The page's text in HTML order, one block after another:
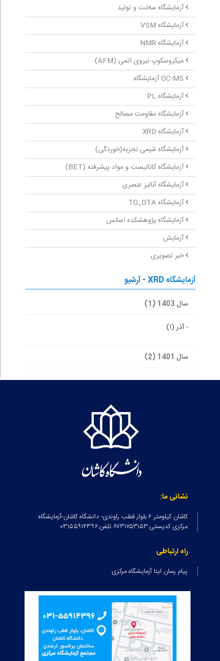
آزمایشگاه ساخت و تولید
آزمایشگاه VSM
آزمایشگاه NMR
میکروسکوپ نیروی اتمی (AFM)
GC-MS آزمایشگاه
آزمایشگاه PL
آزمایشگاه مقاومت مصالح
آزمایشگاه XRD
آزمایشگاه شیمی تجزیه(خوردگی)
آزمایشگاه کاتالیست و مواد پیشرفته (BET)
آزمایشگاه آنالیز عنصری
آزمایشگاه TG_DTA
آزمایشگاه پژوهشکده اسانس
آزمایش
خبر تصویری
آزمایشگاه XRD - آرشیو
سال 1403 (1)
-آذر (۱)
سال 1401 (2)
نشانی ما:
کاشان کیلومتر ۶ بلوار قطب راوندی- دانشگاه کاشان-آزمایشگاه
مرکزی کدپستی:۸۷۳۱۷۵۳۱۵۳ تلفن:۰۳۱۵۵۹۱۴۳۹۶
راه ارتباطی
پیام رسان ایتا آزمایشگاه مرکزی